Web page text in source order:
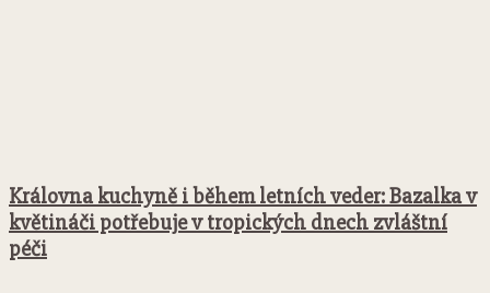
Královna kuchyně i během letních veder: Bazalka v
květináči potřebuje v tropických dnech zvláštní
péči